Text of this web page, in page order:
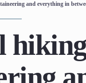
and everything in